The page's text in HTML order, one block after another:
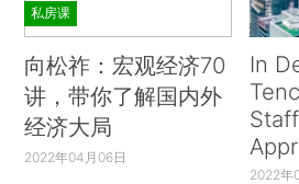
私房课
向松祚：宏观经济70
讲，带你了解国内外
经济大局
2022年04月06日
In
2022年